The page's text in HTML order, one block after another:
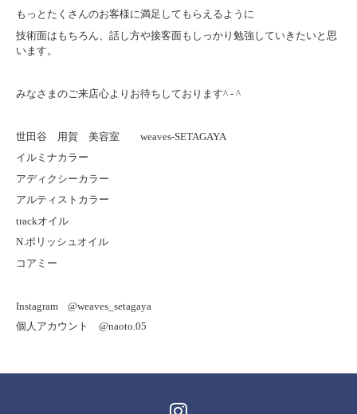
もっとたくさんのお客様に満足してもらえるように
技術面はもちろん、話し方や接客面もしっかり勉強していきたいと思
います。
みなさまのご来店心よりお待ちしております^ - ^
世田谷 用賀 美容室 weaves-SETAGAYA
イルミナカラー
アディクシーカラー
アルティストカラー
trackオイル
N.ポリッシュオイル
コアミー
Instagram
@weaves_setagaya
個人アカウント @naoto.05